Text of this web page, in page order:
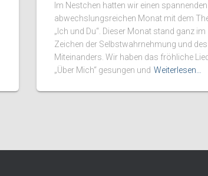
Im Nestchen hatten wir einen
abwechslungsreichen Monat mit dem
„Ich und Du“. Dieser Monat stand ganz im
Zeichen der Selbstwahrnehmung und des
Miteinanders. Wir haben das fröhliche Lied
„Über Mich“ gesungen und Weiterlesen…